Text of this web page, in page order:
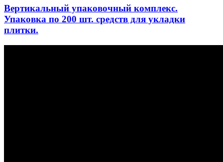
Вертикальный упаковочный комплекс.
Упаковка по 200 шт. средств для укладки
плитки.